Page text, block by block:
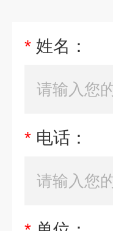
* 姓名：
* 电话：